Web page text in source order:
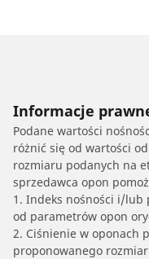
Informacje
Podane wartości
różnić się od wartości
rozmiaru podanych na
sprzedawca opon
1. Indeks nośności i/lub
od parametrów opon
2. Ciśnienie w oponach
proponowanego